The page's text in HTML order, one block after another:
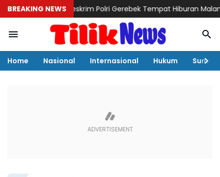
BREAKING NEWS
Bareskrim Polri Gerebek Tempat Hiburan Malam di
Home Nasional Internasional Hukum Sumut